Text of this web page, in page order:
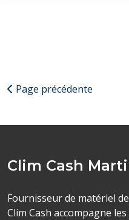
Page précédente
Clim Cash
Fournisseur de matériel
Clim Cash accompagne